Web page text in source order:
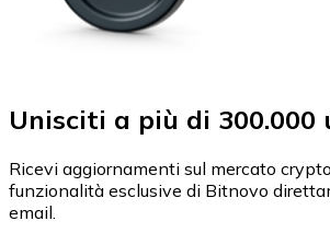
Unisciti a più di 300.000
Ricevi aggiornamenti sul mercato
funzionalità esclusive di Bitnovo
email.